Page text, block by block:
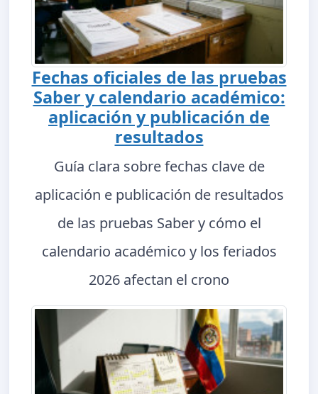
Fechas oficiales de las pruebas
Saber y calendario académico:
aplicación y publicación de
resultados
Guía clara sobre fechas clave de
aplicación e publicación de resultados
de las pruebas Saber y cómo el
calendario académico y los feriados
2026 afectan el crono